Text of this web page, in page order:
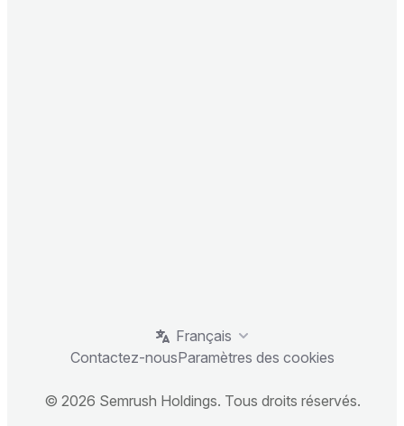
Français
Contactez-nousParamètres des cookies
© 2026 Semrush Holdings. Tous droits réservés.